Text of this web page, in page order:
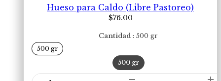
Hueso para Caldo (Libre Pastoreo)
$76.00
Cantidad 500 gr
500 gr
500 gr